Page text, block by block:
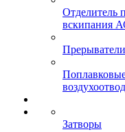
Отделитель
вскипания
Затворы